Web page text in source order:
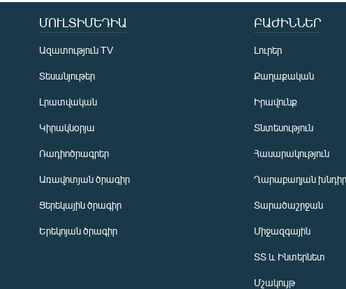
ՄՈՒԼՏԻՄԵԴԻԱ
Ազատություն TV
Տեսանյութեր
Լրատվական
Կիրակնօրյա
Ռադիոծրագրեր
Առավոտյան ծրագիր
Ցերեկային ծրագիր
Երեկոյան ծրագիր
ԲԱԺԻՆՆԵՐ
Լուրեր
Քաղաքական
Իրավունք
Տնտեսություն
Հասարակություն
Ղարաբաղյան խնդիր
Տարածաշրջան
Միջազգային
ՏՏ և Ինտերնետ
Մշակույթ